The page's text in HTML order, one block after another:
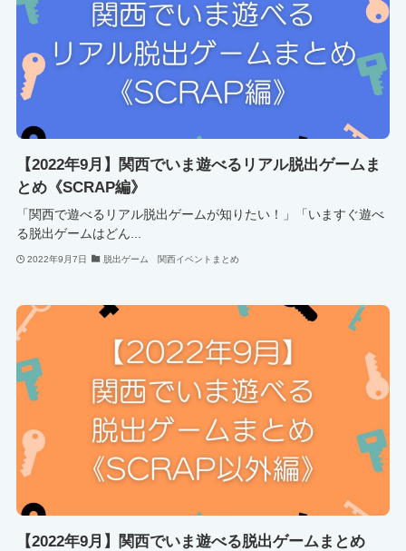
【2022年9月】関西でいま遊べるリアル脱出ゲームま
とめ《SCRAP編》
「関西で遊べるリアル脱出ゲームが知りたい！」「いますぐ遊べ
る脱出ゲームはどん...
2022年9月7日 脱出ゲーム 関西イベントまとめ
【2022年9月】関西でいま遊べる脱出ゲームまとめ